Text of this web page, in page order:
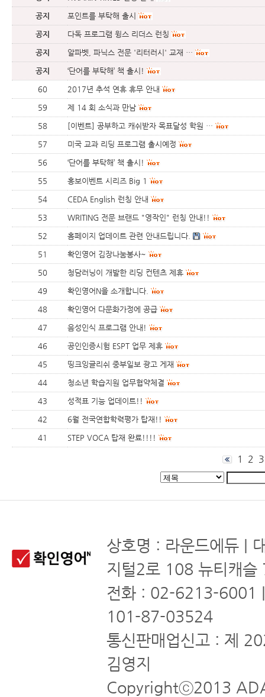
공지 포인트를 부탁해 출시
공지 다독 프로그램 윙스 리더스 런칭
공지 알파벳, 파닉스 전문 '리터러시' 교재 …
공지 ‘단어를 부탁해’ 책 출시!
60 2017년 추석 연휴 휴무 안내
59 제 14 회 소식과 만남
58 [이벤트] 공부하고 캐쉬받자 목표달성 학원 …
57 미국 교과 리딩 프로그램 출시예정
56 ‘단어를 부탁해’ 책 출시!
55 홍보이벤트 시리즈 Big 1
54 CEDA English 런칭 안내
53 WRITING 전문 브랜드 "영작인" 런칭 안내!!
52 홈페이지 업데이트 관련 안내드립니다.
51 확인영어 김장나눔봉사~
50 청담러닝이 개발한 리딩 컨텐츠 제휴
49 확인영어N을 소개합니다.
48 확인영어 다문화가정에 공급
47 음성인식 프로그램 안내!
46 공인인증시험 ESPT 업무 제휴
45 띵크잉글리쉬 중부일보 광고 게재
44 청소년 학습지원 업무협약체결
43 성적표 기능 업데이트!!
42 6월 전국연합학력평가 탑재!!
41 STEP VOCA 탑재 완료!!!!
1 2 3
상호명 : 라운드에듀 |
지털2로 108 뉴티캐슬
전화 : 02-6213-6001
101-87-03524
통신판매업신고 : 제
김영지
Copyrightⓒ2013